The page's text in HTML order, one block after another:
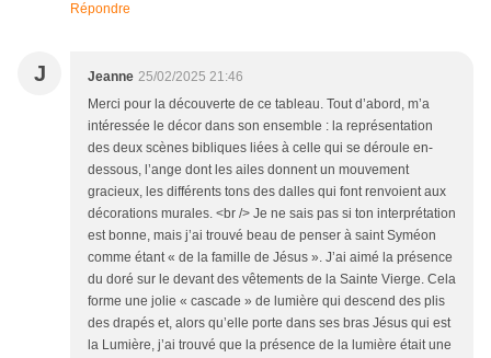
Répondre
J Jeanne 25/02/2025 21:46
Merci pour la découverte de ce tableau. Tout d’abord, m’a
intéressée le décor dans son ensemble : la représentation
des deux scènes bibliques liées à celle qui se déroule en-
dessous, l’ange dont les ailes donnent un mouvement
gracieux, les différents tons des dalles qui font renvoient aux
décorations murales. <br /> Je ne sais pas si ton interprétation
est bonne, mais j’ai trouvé beau de penser à saint Syméon
comme étant « de la famille de Jésus ». J’ai aimé la présence
du doré sur le devant des vêtements de la Sainte Vierge. Cela
forme une jolie « cascade » de lumière qui descend des plis
des drapés et, alors qu’elle porte dans ses bras Jésus qui est
la Lumière, j’ai trouvé que la présence de la lumière était une